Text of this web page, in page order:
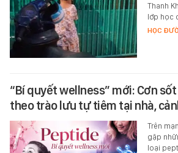
Thanh
lớp học
HỌC
“Bí quyết wellness” mới: Cơn
theo trào lưu tự tiêm tại nhà,
Trên
gặp
loại